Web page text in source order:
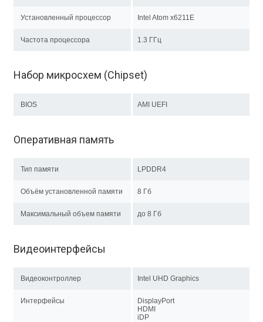
Установленный процессор Intel Atom x6211E
Частота процессора 1.3 ГГц
Набор микросхем (Chipset)
BIOS AMI UEFI
Оперативная память
Тип памяти LPDDR4
Объём установленной памяти 8 Гб
Максимальный объем памяти до 8 Гб
Видеоинтерфейсы
Видеоконтроллер Intel UHD Graphics
Интерфейсы
DisplayPort
HDMI
iDP